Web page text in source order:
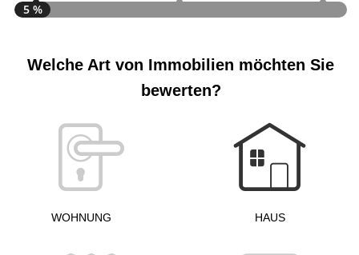
5 %
Welche Art von Immobilien möchten Sie
bewerten?
WOHNUNG HAUS